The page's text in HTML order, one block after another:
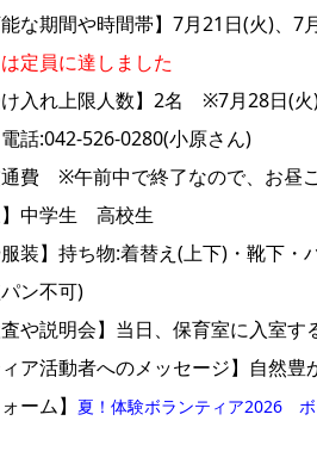
能な期間や時間帯】7月21日(火)、
定員に達しました
け入れ上限人数】2名 ※7月28日(
電話:042-526-0280(小原さん)
通費 ※午前中で終了なので、お昼
】中学生 高校生
服装】持ち物:着替え(上下)・靴下
ン不可)
査や説明会】当日、保育室に入室
ィア活動者へのメッセージ】自然
ーム】 夏！体験ボランティア2026